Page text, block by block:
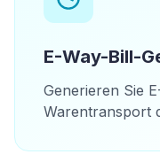
E-Way-Bill-
Generieren Sie
Warentransport